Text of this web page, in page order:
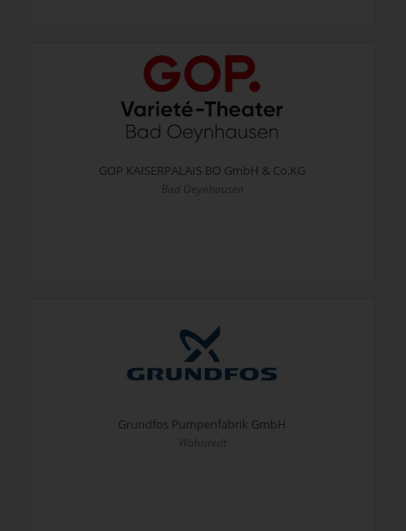
GOP KAISERPALAIS BO GmbH & Co.KG
Bad Oeynhausen
Grundfos Pumpenfabrik GmbH
Wahlstedt